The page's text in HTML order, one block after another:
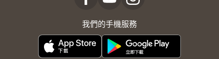
我們的手機服務